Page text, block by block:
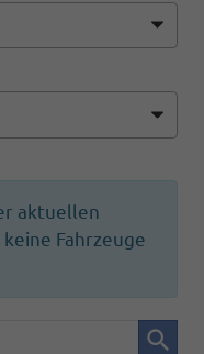
aktuellen
Fahrzeuge